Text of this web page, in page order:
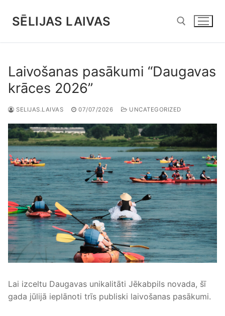
SĒLIJAS LAIVAS
Laivošanas pasākumi “Daugavas
krāces 2026”
SELIJAS.LAIVAS 07/07/2026 UNCATEGORIZED
Lai izceltu Daugavas unikalitāti Jēkabpils novada, šī
gada jūlijā ieplānoti trīs publiski laivošanas pasākumi.